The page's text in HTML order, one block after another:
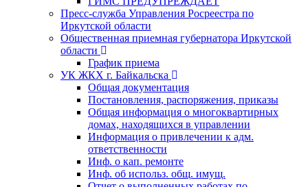
Пресс-служба Управления Росреестра по
Иркутской области
Общественная приемная губернатора Иркутской
области
График приема
УК ЖКХ г. Байкальска
Общая документация
Постановления, распоряжения, приказы
Общая информация о многоквартирных
домах, находящихся в управлении
Информация о привлечении к адм.
ответственности
Инф. о кап. ремонте
Инф. об использ. общ. имущ.